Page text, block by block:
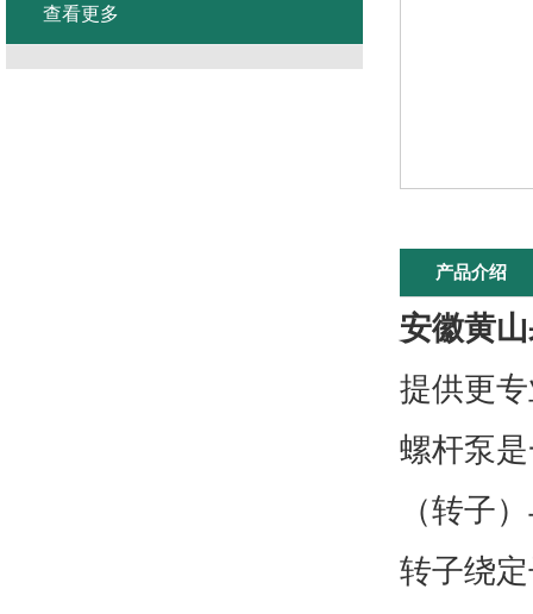
产品介绍
安徽黄
提供更
螺杆泵
（转子
转子绕
查看更多